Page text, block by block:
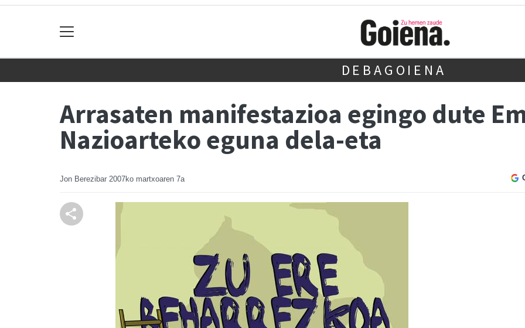
DEBAGOIENA
Arrasaten manifestazioa egingo dute
Nazioarteko eguna dela-eta
Jon Berezibar 2007ko martxoaren 7a